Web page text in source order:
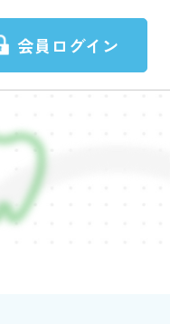
会員ログイン